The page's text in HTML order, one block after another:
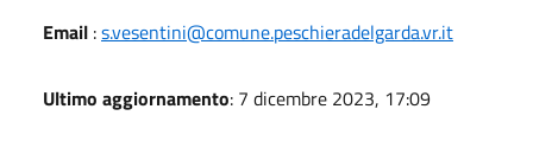
Email :s.vesentini@comune.peschieradelgarda.vr.it
Ultimo aggiornamento: 7 dicembre 2023, 17:09